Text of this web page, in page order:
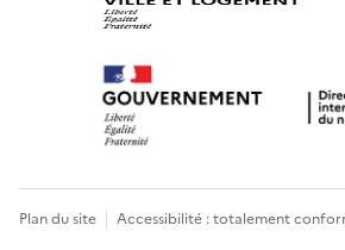
Plan du site Accessibilité : totalement